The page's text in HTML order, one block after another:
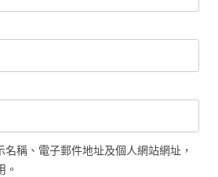
名稱、電子郵件地址及個人網站網址，
。